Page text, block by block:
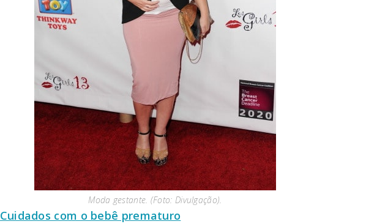
Moda gestante. (Foto: Divulgação).
Cuidados com o bebê prematuro